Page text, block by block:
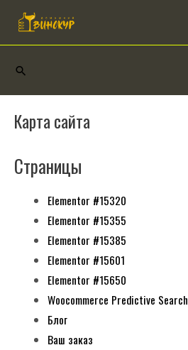
Перейти
содержимому
Поиск
Карта сайта
Страницы
Elementor #15320
Elementor #15355
Elementor #15385
Elementor #15601
Elementor #15650
Woocommerce Predictive Search
Блог
Ваш заказ
Искать: